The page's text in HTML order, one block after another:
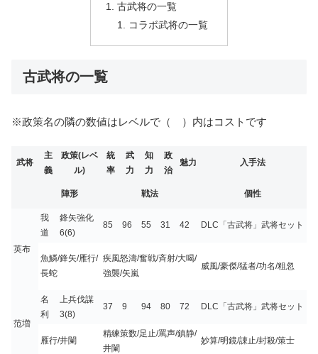
古武将の一覧
コラボ武将の一覧
古武将の一覧
※政策名の隣の数値はレベルで（ ）内はコストです
武将
主
義
政策(レベ
ル)
統
率
武
力
知
力
政
治
魅力 入手法
陣形 戦法 個性
英布
我
道
鋒矢強化
6(6)
85 96 55 31 42 DLC「古武将」武将セット
魚鱗/鋒矢/雁行/
長蛇
疾風怒濤/奮戦/斉射/大喝/
強襲/矢嵐
威風/豪傑/猛者/功名/粗忽
范増
名
利
上兵伐謀
3(8)
37 9 94 80 72 DLC「古武将」武将セット
雁行/井闌
精練策数/足止/罵声/鎮静/
井闌
妙算/明鏡/諌止/封殺/策士